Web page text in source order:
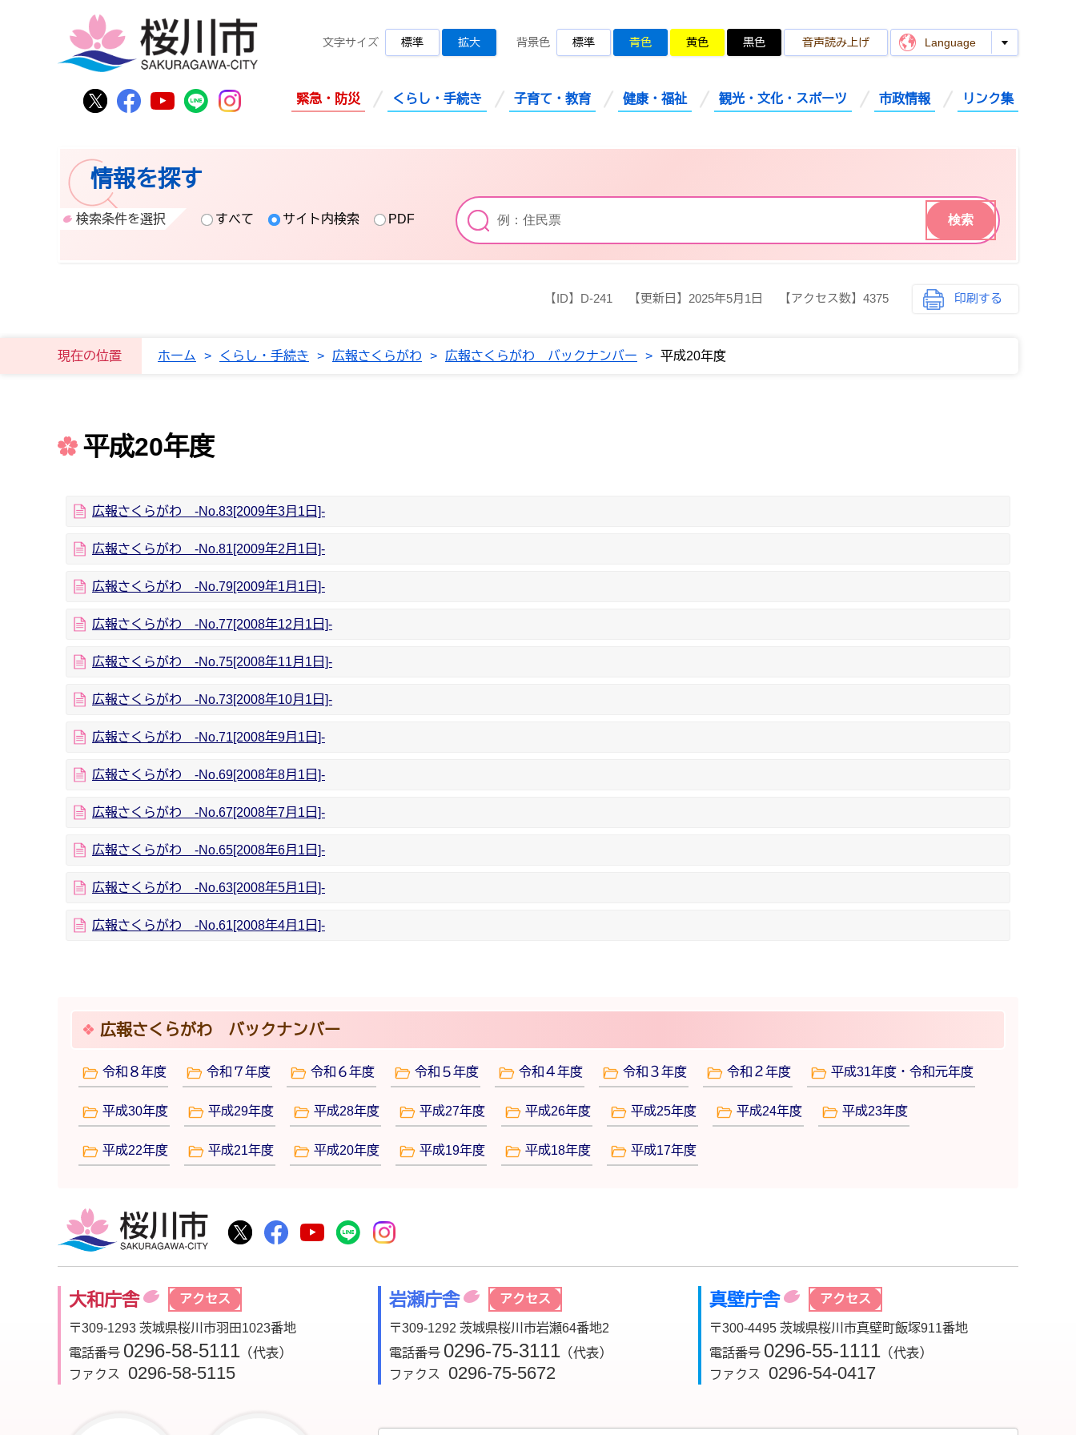
桜川市公式Twitter
桜川市公式Facebook
桜川市公式YouTube
桜川市公式LINE
Instagram
文字サイズ 標準 拡大 背景色 標準 青色 黄色 黒色 音声読み上げ Language
緊急・防災 くらし・手続き 子育て・教育 健康・福祉 観光・文化・スポーツ 市政情報 リンク集
情報を探す
検索条件を選択 すべて サイト内検索 PDF
【ID】 D-241 【更新日】 2025年5月1日 【アクセス数】 4375 印刷する
現在の位置 ホーム > くらし・手続き > 広報さくらがわ > 広報さくらがわ バックナンバー > 平成20年度
平成20年度
広報さくらがわ -No.83[2009年3月1日]-
広報さくらがわ -No.81[2009年2月1日]-
広報さくらがわ -No.79[2009年1月1日]-
広報さくらがわ -No.77[2008年12月1日]-
広報さくらがわ -No.75[2008年11月1日]-
広報さくらがわ -No.73[2008年10月1日]-
広報さくらがわ -No.71[2008年9月1日]-
広報さくらがわ -No.69[2008年8月1日]-
広報さくらがわ -No.67[2008年7月1日]-
広報さくらがわ -No.65[2008年6月1日]-
広報さくらがわ -No.63[2008年5月1日]-
広報さくらがわ -No.61[2008年4月1日]-
広報さくらがわ バックナンバー
令和８年度 令和７年度 令和６年度 令和５年度 令和４年度 令和３年度 令和２年度 平成31年度・令和元年度
平成30年度 平成29年度 平成28年度 平成27年度 平成26年度 平成25年度 平成24年度 平成23年度
平成22年度 平成21年度 平成20年度 平成19年度 平成18年度 平成17年度
桜川市公式Twitter
桜川市公式Facebook
桜川市公式YouTube
桜川市公式LINE
大和庁舎 アクセス
〒309-1293 茨城県桜川市羽田1023番地
電話番号 0296-58-5111 （代表）
ファクス
0296-58-5115
岩瀬庁舎 アクセス
〒309-1292 茨城県桜川市岩瀬64番地2
電話番号 0296-75-3111 （代表）
ファクス
0296-75-5672
真壁庁舎 アクセス
〒300-4495 茨城県桜川市真壁町飯塚911番地
電話番号 0296-55-1111 （代表）
ファクス
0296-54-0417